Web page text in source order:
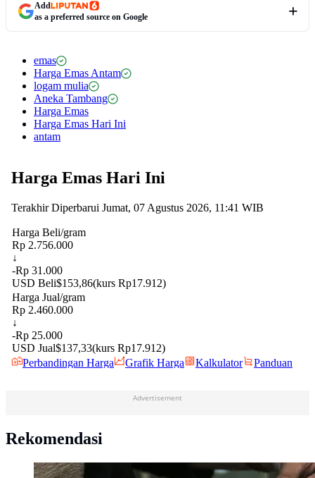
Add
as a preferred source on Google
emas
Harga Emas Antam
logam mulia
Aneka Tambang
Harga Emas
Harga Emas Hari Ini
antam
Advertisement
Rekomendasi